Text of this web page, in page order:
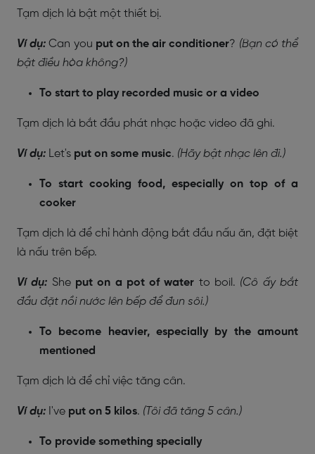
Tạm dịch là bật một thiết bị.
Ví dụ:Can you put on the air conditioner? (Bạn có thể
bật điều hòa không?)
To start to play recorded music or a video
Tạm dịch là bắt đầu phát nhạc hoặc video đã ghi.
Ví dụ: Let's put on some music. (Hãy bật nhạc lên đi.)
To start cooking food, especially on top of a
cooker
Tạm dịch là để chỉ hành động bắt đầu nấu ăn, đặt biệt
là nấu trên bếp.
Ví dụ: She put on a pot of water to boil. (Cô ấy bắt
đầu đặt nồi nước lên bếp để đun sôi.)
To become heavier, especially by the amount
mentioned
Tạm dịch là để chỉ việc tăng cân.
Ví dụ: I've put on 5 kilos. (Tôi đã tăng 5 cân.)
To provide something specially